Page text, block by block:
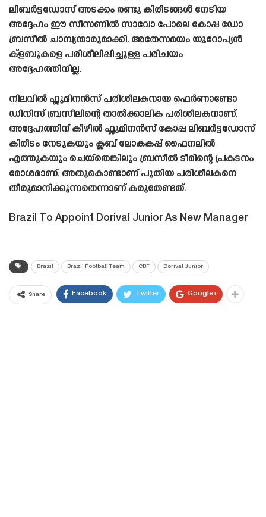
ലിബർട്ടഡോസ് അടക്കം രണ്ടു കിരീടങ്ങൾ നേടിയ
അദ്ദേഹം ഈ സീസണിൽ സാവോ പോലെ കോപ്പ ഡോ
ബ്രസീൽ ചാമ്പ്യന്മാരുമാക്കി. അതേസമയം യൂറോപ്യൻ
ക്ളബുകളെ പരിശീലിപ്പിച്ചുള്ള പരിചയം
അദ്ദേഹത്തിനില്ല.
നിലവിൽ ഫ്ലുമിനൻസ് പരിശീലകനായ ഫെർണാണ്ടോ
ഡിനിസ് ബ്രസീലിന്റെ താൽക്കാലിക പരിശീലകനാണ്.
അദ്ദേഹത്തിന് കീഴിൽ ഫ്ലുമിനൻസ് കോപ്പ ലിബർട്ടഡോസ്
കിരീടം നേടുകയും ക്ലബ് ലോകകപ്പ് ഫൈനലിൽ
എത്തുകയും ചെയ്‌തെങ്കിലും ബ്രസീൽ ടീമിന്റെ പ്രകടനം
മോശമാണ്. അതുകൊണ്ടാണ് പുതിയ പരിശീലകനെ
തീരുമാനിക്കുന്നതെന്നാണ് കരുതേണ്ടത്.
Brazil To Appoint Dorival Junior As New Manager
Brazil Brazil Football Team CBF Dorival Junior
Share Facebook Twitter Google+